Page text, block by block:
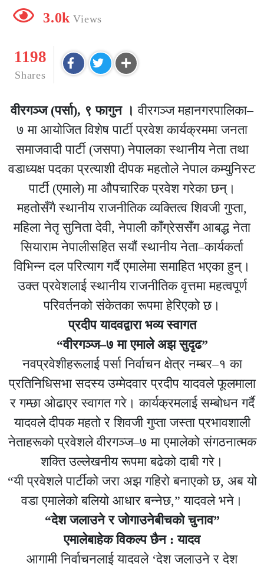
3.0k Views
1198
Shares
वीरगञ्ज (पर्सा), ९ फागुन । वीरगञ्ज महानगरपालिका–
७ मा आयोजित विशेष पार्टी प्रवेश कार्यक्रममा जनता
समाजवादी पार्टी (जसपा) नेपालका स्थानीय नेता तथा
वडाध्यक्ष पदका प्रत्याशी दीपक महतोले नेपाल कम्युनिस्ट
पार्टी (एमाले) मा औपचारिक प्रवेश गरेका छन्।
महतोसँगै स्थानीय राजनीतिक व्यक्तित्व शिवजी गुप्ता,
महिला नेतृ सुनिता देवी, नेपाली काँग्रेससँग आबद्ध नेता
सियाराम नेपालीसहित सयौं स्थानीय नेता–कार्यकर्ता
विभिन्न दल परित्याग गर्दै एमालेमा समाहित भएका हुन्।
उक्त प्रवेशलाई स्थानीय राजनीतिक वृत्तमा महत्वपूर्ण
परिवर्तनको संकेतका रूपमा हेरिएको छ।
प्रदीप यादवद्वारा भव्य स्वागत
“वीरगञ्ज–७ मा एमाले अझ सुदृढ”
नवप्रवेशीहरूलाई पर्सा निर्वाचन क्षेत्र नम्बर–१ का
प्रतिनिधिसभा सदस्य उम्मेदवार प्रदीप यादवले फूलमाला
र गम्छा ओढाएर स्वागत गरे। कार्यक्रमलाई सम्बोधन गर्दै
यादवले दीपक महतो र शिवजी गुप्ता जस्ता प्रभावशाली
नेताहरूको प्रवेशले वीरगञ्ज–७ मा एमालेको संगठनात्मक
शक्ति उल्लेखनीय रूपमा बढेको दाबी गरे।
“यी प्रवेशले पार्टीको जरा अझ गहिरो बनाएको छ, अब यो
वडा एमालेको बलियो आधार बन्नेछ,” यादवले भने।
“देश जलाउने र जोगाउनेबीचको चुनाव”
एमालेबाहेक विकल्प छैन : यादव
आगामी निर्वाचनलाई यादवले ‘देश जलाउने र देश